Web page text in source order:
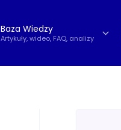
Baza Wiedzy
Artykuły, wideo, FAQ, analizy